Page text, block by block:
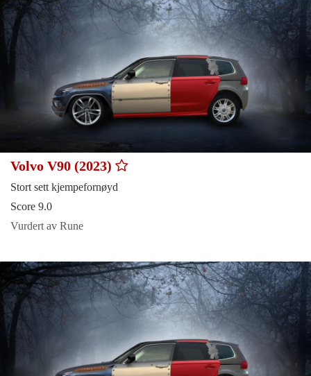
Volvo V90 (2023)
Stort sett kjempefornøyd
Score 9.0
Vurdert av Rune